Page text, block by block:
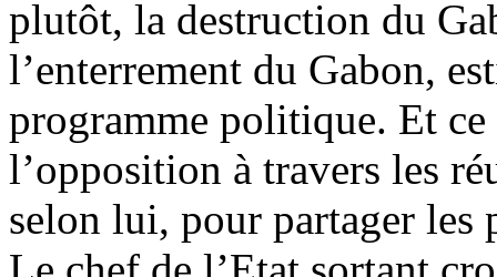
plutôt, la destruction du
l’enterrement du Gabon,
programme politique. Et ce
l’opposition à travers les
selon lui, pour partager les